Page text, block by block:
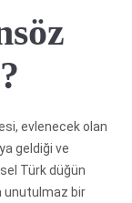
evlenecek olan
geldiği ve
Türk düğün
unutulmaz bir